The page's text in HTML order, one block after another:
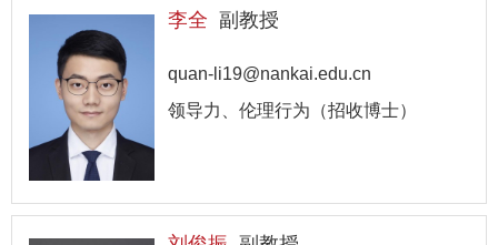
李全 副教授
quan-li19@nankai.edu.cn
领导力、伦理行为（招收博士）